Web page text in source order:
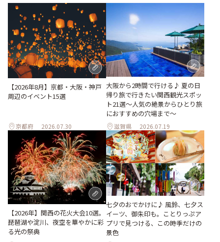
【2026年8月】京都・大阪・神戸
周辺のイベント15選
京都府 2026.07.30
大阪から2時間で行ける♪ 夏の日
帰り旅で行きたい関西観光スポッ
ト21選～人気の絶景からひとり旅
におすすめの穴場まで～
滋賀県 2026.07.19
【2026年】関西の花火大会10選。
琵琶湖や淀川、夜空を華やかに彩
る光の祭典
七夕のおでかけに♪ 風鈴、七夕ス
イーツ、御朱印も。ことりっぷア
プリで見つける、この時季だけの
景色